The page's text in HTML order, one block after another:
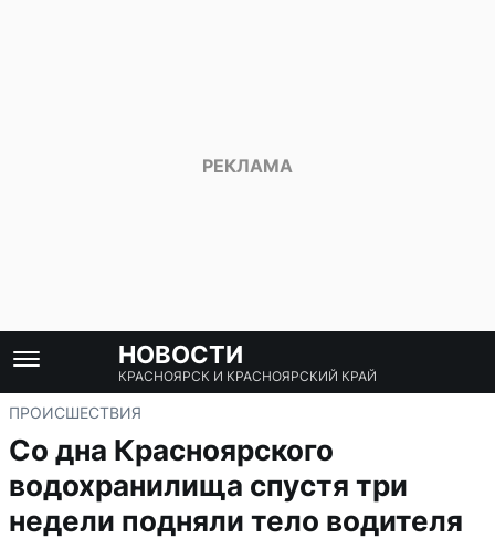
НОВОСТИ
КРАСНОЯРСК И КРАСНОЯРСКИЙ КРАЙ
ПРОИСШЕСТВИЯ
Со дна Красноярского
водохранилища спустя три
недели подняли тело водителя